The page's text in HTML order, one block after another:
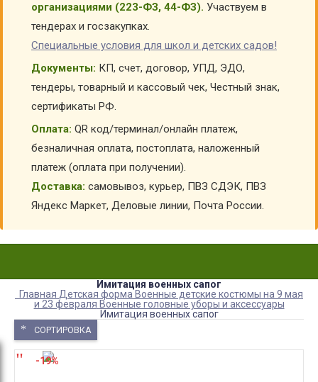
организациями (223-ФЗ, 44-ФЗ). Участвуем в
тендерах и госзакупках.
Специальные условия для школ и детских садов!
Документы: КП, счет, договор, УПД, ЭДО,
тендеры, товарный и кассовый чек, Честный знак,
сертификаты РФ.
Оплата: QR код/терминал/онлайн платеж,
безналичная оплата, постоплата, наложенный
платеж (оплата при получении).
Доставка: самовывоз, курьер, ПВЗ СДЭК, ПВЗ
Яндекс Маркет, Деловые линии, Почта России.
Имитация военных сапог
Главная Детская форма Военные детские костюмы на 9 мая
и 23 февраля Военные головные уборы и аксессуары
Имитация военных сапог
СОРТИРОВКА
-19%